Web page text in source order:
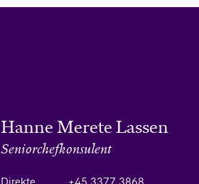
Hanne Merete Lassen
Seniorchefkonsulent